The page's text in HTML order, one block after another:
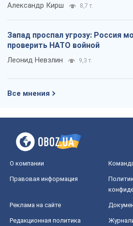
Александр Кирш 8,7 т.
Запад проспал угрозу: Россия
проверить НАТО войной
Леонид Невзлин 9,3 т.
Все мнения
О компании
Правовая информация
Реклама на сайте
Редакционная политика